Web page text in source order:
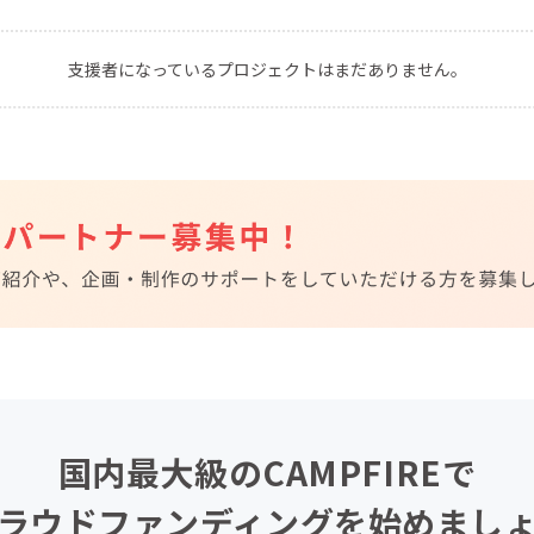
CAMPFIRE for Social Good
CAMPFIRE Creation
CAMPFIREふるさと納税
machi-ya コミュニティ
支援者になっているプロジェクトはまだありません。
国内最大級のCAMPFIREで
ウドファンディングを始めまし